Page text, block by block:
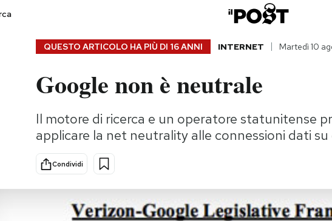
Consumismi
Storie/Idee
Ok Boomer!
Media
QUESTO ARTICOLO HA PIÙ DI 16 ANNI INTERNET Martedì 10
Google non è neutrale
Il motore di ricerca e un operatore statunitense
applicare la net neutrality alle connessioni dati su
Condividi